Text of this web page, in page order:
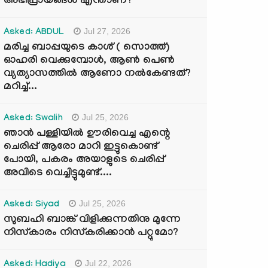
Asked: ABDUL Jul 27, 2026
മരിച്ച ബാപ്പയുടെ കാശ് ( സൊത്ത്)
ഓഹരി വെക്കുമ്പോൾ, ആണ്‍ പെണ്‍
വ്യത്യാസത്തില്‍ ആണോ നല്‍കേണ്ടത്?
മറിച്ച്...
Asked: Swalih Jul 25, 2026
ഞാൻ പള്ളിയിൽ ഊരിവെച്ച എന്റെ
ചെരിപ്പ് ആരോ മാറി ഇട്ടുകൊണ്ട്
പോയി, പകരം അയാളുടെ ചെരിപ്പ്
അവിടെ വെച്ചിട്ടുമുണ്ട്....
Asked: Siyad Jul 25, 2026
സുബഹി ബാങ്ക് വിളിക്കുന്നതിനു മുന്നേ
നിസ്കാരം നിസ്കരിക്കാൻ പറ്റുമോ?
Asked: Hadiya Jul 22, 2026